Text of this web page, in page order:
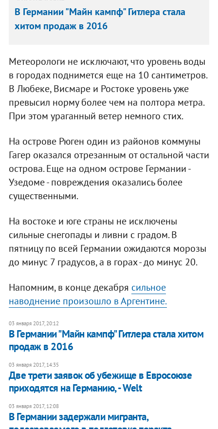
В Германии "Майн кампф" Гитлера стала
хитом продаж в 2016
Метеорологи не исключают, что уровень воды
в городах поднимется еще на 10 сантиметров.
В Любеке, Висмаре и Ростоке уровень уже
превысил норму более чем на полтора метра.
При этом ураганный ветер немного стих.
На острове Рюген один из районов коммуны
Гагер оказался отрезанным от остальной части
острова. Еще на одном острове Германии -
Узедоме - повреждения оказались более
существенными.
На востоке и юге страны не исключены
сильные снегопады и ливни с градом. В
пятницу по всей Германии ожидаются морозы
до минус 7 градусов, а в горах - до минус 20.
Напомним, в конце декабря сильное
наводнение произошло в Аргентине.
03 января 2017, 20:12
В Германии "Майн кампф" Гитлера стала хитом
продаж в 2016
03 января 2017, 14:35
Две трети заявок об убежище в Евросоюзе
приходятся на Германию, - Welt
03 января 2017, 12:08
В Германии задержали мигранта,